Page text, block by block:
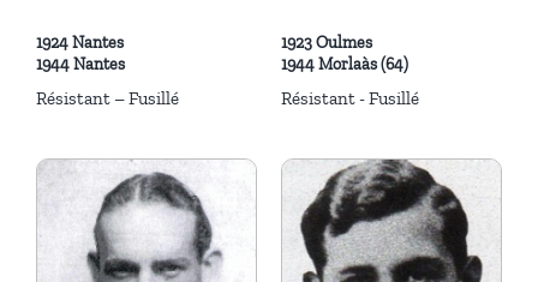
1924 Nantes
1944 Nantes
Résistant – Fusillé
1923 Oulmes
1944 Morlaàs (64)
Résistant - Fusillé